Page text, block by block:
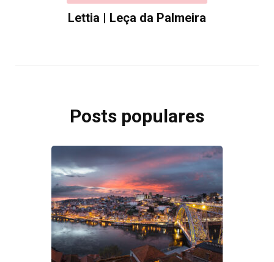
Lettia | Leça da Palmeira
Posts populares